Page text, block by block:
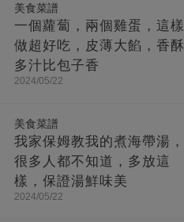
美食菜譜
一個蘿蔔，兩個雞蛋，這樣
做超好吃，皮薄大餡，香酥
多汁比包子香
2024/05/22
美食菜譜
我家保姆教我的煮海帶湯，
很多人都不知道，多放這
樣，保證湯鮮味美
2024/05/22